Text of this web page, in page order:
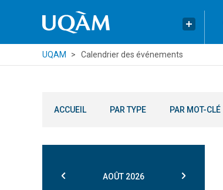
UQAM Calendrier des événements
ACCUEIL PAR TYPE PAR MOT-CLÉ
AOÛT 2026